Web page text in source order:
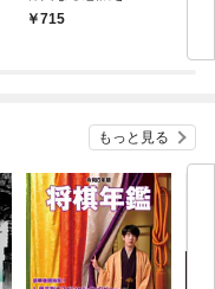
715
もっと見る